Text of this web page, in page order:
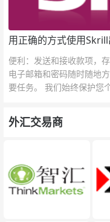
用正确的方式使用
便利：发送和接收款项，
电子邮箱和密码随时随地
要任务。 我们始终保护您
外汇交易商